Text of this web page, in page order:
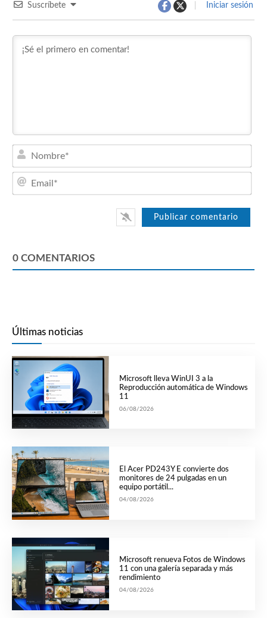
Suscríbete Iniciar sesión
0 COMENTARIOS
Últimas noticias
Microsoft lleva WinUI 3 a la
Reproducción automática de Windows
11
06/08/2026
El Acer PD243Y E convierte dos
monitores de 24 pulgadas en un
equipo portátil...
04/08/2026
Microsoft renueva Fotos de Windows
11 con una galería separada y más
rendimiento
04/08/2026